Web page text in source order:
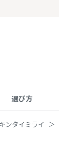
選び方
キンタイミライ